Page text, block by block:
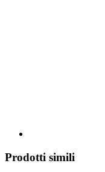
Prodotti simili